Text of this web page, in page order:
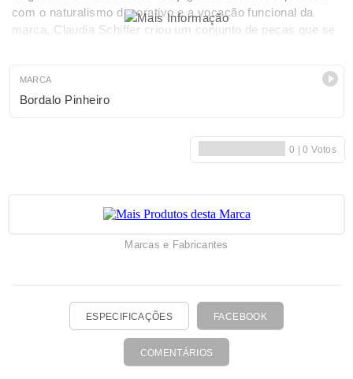
com o naturalismo decorativo e a vocação funcional da
marca, Claudia Schiffer criou um conjunto de peças que se
MARCA
Bordalo Pinheiro
Marcas e Fabricantes
ESPECIFICAÇÕES FACEBOOK
COMENTÁRIOS